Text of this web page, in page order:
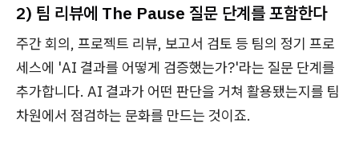
2) 팀 리뷰에 The Pause 질문 단계를 포함한다
주간 회의, 프로젝트 리뷰, 보고서 검토 등 팀의 정기 프로
세스에 'AI 결과를 어떻게 검증했는가?'라는 질문 단계를
추가합니다. AI 결과가 어떤 판단을 거쳐 활용됐는지를 팀
차원에서 점검하는 문화를 만드는 것이죠.